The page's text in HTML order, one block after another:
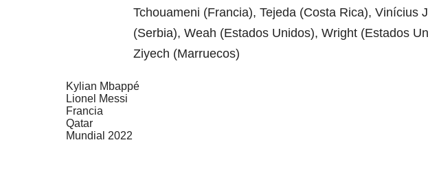
Tchouameni (Francia), Tejeda (Costa Rica), Vinícius
(Serbia), Weah (Estados Unidos), Wright (Estados
Ziyech (Marruecos)
Kylian Mbappé
Lionel Messi
Francia
Qatar
Mundial 2022